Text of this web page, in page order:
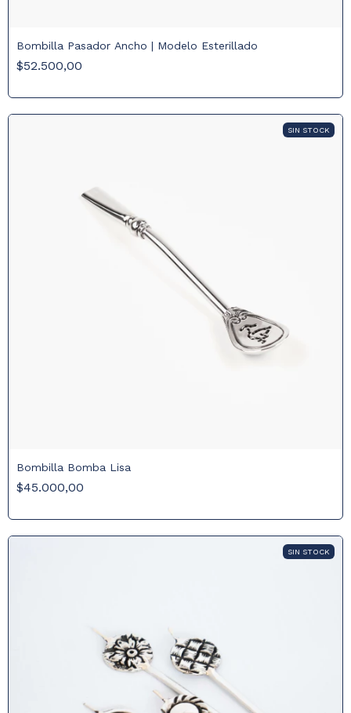
Bombilla Pasador Ancho | Modelo Esterillado
$52.500,00
SIN STOCK
Bombilla Bomba Lisa
$45.000,00
SIN STOCK